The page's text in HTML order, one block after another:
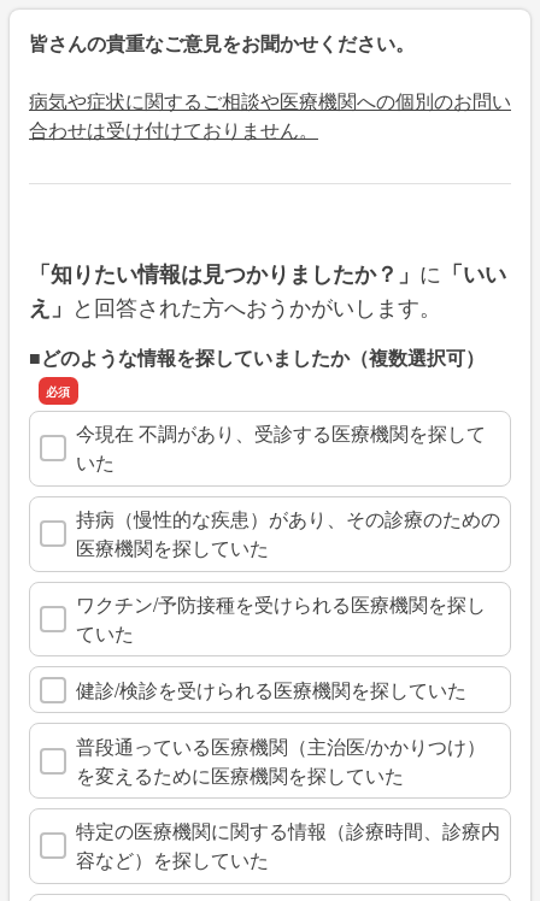
皆さんの貴重なご意見をお聞かせください。
病気や症状に関するご相談や医療機関への個別のお問い
合わせは受け付けておりません。
「知りたい情報は見つかりましたか？」 に 「いい
え」 と回答された方へおうかがいします。
■どのような情報を探していましたか（複数選択可）
今現在 不調があり、受診する医療機関を探して
いた
持病（慢性的な疾患）があり、その診療のための
医療機関を探していた
ワクチン/予防接種を受けられる医療機関を探し
ていた
健診/検診を受けられる医療機関を探していた
普段通っている医療機関（主治医/かかりつけ）
を変えるために医療機関を探していた
特定の医療機関に関する情報（診療時間、診療内
容など）を探していた